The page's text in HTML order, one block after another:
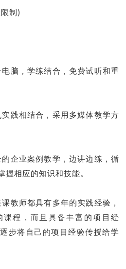
制)
脑，学练结合，免费试听和重
践相结合，采用多媒体教学方
企业案例教学，边讲边练，循
握相应的知识和技能。
教师都具有多年的实践经验，
程，而且具备丰富的项目经
步将自己的项目经验传授给学